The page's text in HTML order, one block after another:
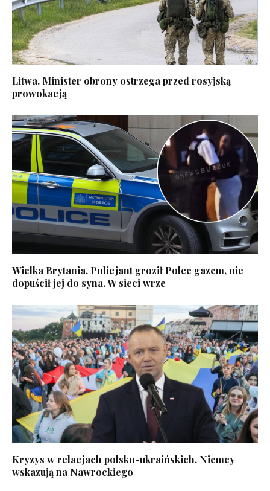
Litwa. Minister obrony ostrzega przed rosyjską
prowokacją
Wielka Brytania. Policjant groził Polce gazem, nie
dopuścił jej do syna. W sieci wrze
Kryzys w relacjach polsko-ukraińskich. Niemcy
wskazują na Nawrockiego